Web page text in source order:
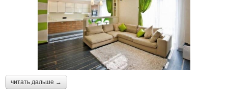
читать дальше →